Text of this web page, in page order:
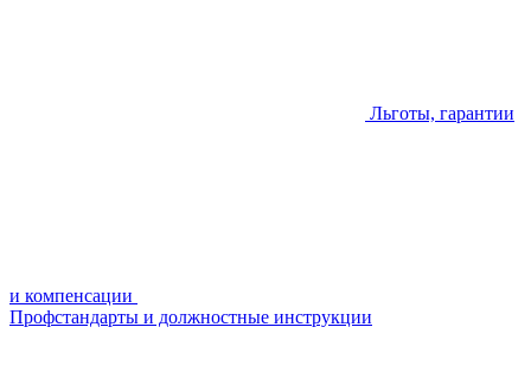
Льготы, гарантии
и компенсации
Профстандарты и должностные инструкции